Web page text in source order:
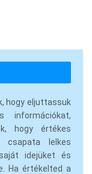
hogy eljuttassuk
információkat,
hogy értékes
csapata lelkes
idejüket és
Ha értékelted a